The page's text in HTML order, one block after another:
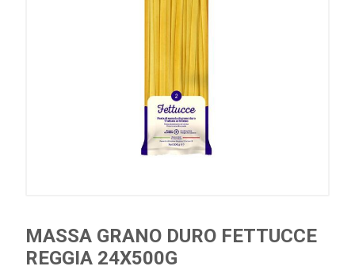
MASSA GRANO DURO FETTUCCE
REGGIA 24X500G